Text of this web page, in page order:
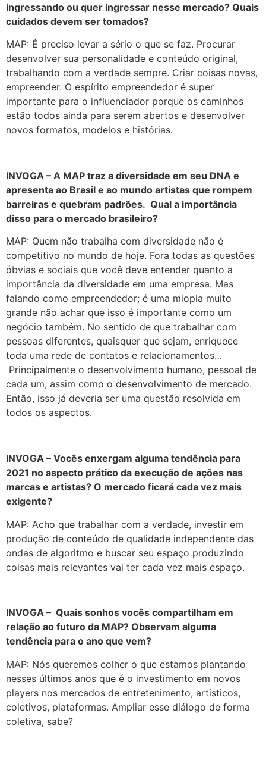
ingressando ou quer ingressar nesse mercado? Quais
cuidados devem ser tomados?
MAP: É preciso levar a sério o que se faz. Procurar
desenvolver sua personalidade e conteúdo original,
trabalhando com a verdade sempre. Criar coisas novas,
empreender. O espírito empreendedor é super
importante para o influenciador porque os caminhos
estão todos ainda para serem abertos e desenvolver
novos formatos, modelos e histórias.
INVOGA – A MAP traz a diversidade em seu DNA e
apresenta ao Brasil e ao mundo artistas que rompem
barreiras e quebram padrões. Qual a importância
disso para o mercado brasileiro?
MAP: Quem não trabalha com diversidade não é
competitivo no mundo de hoje. Fora todas as questões
óbvias e sociais que você deve entender quanto a
importância da diversidade em uma empresa. Mas
falando como empreendedor; é uma miopia muito
grande não achar que isso é importante como um
negócio também. No sentido de que trabalhar com
pessoas diferentes, quaisquer que sejam, enriquece
toda uma rede de contatos e relacionamentos…
Principalmente o desenvolvimento humano, pessoal de
cada um, assim como o desenvolvimento de mercado.
Então, isso já deveria ser uma questão resolvida em
todos os aspectos.
INVOGA – Vocês enxergam alguma tendência para
2021 no aspecto prático da execução de ações nas
marcas e artistas? O mercado ficará cada vez mais
exigente?
MAP: Acho que trabalhar com a verdade, investir em
produção de conteúdo de qualidade independente das
ondas de algoritmo e buscar seu espaço produzindo
coisas mais relevantes vai ter cada vez mais espaço.
INVOGA – Quais sonhos vocês compartilham em
relação ao futuro da MAP? Observam alguma
tendência para o ano que vem?
MAP: Nós queremos colher o que estamos plantando
nesses últimos anos que é o investimento em novos
players nos mercados de entretenimento, artísticos,
coletivos, plataformas. Ampliar esse diálogo de forma
coletiva, sabe?